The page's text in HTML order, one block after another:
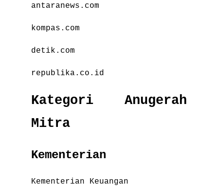
antaranews.com
kompas.com
detik.com
republika.co.id
Kategori Anugerah
Mitra
Kementerian
Kementerian Keuangan